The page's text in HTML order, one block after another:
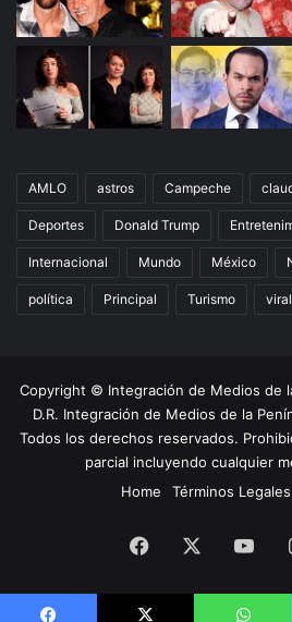
AMLO astros Campeche
Deportes Donald Trump
Internacional Mundo México
política Principal Turismo viral
Copyright © Integración de Medios de
D.R. Integración de Medios de la
Todos los derechos reservados.
parcial incluyendo cualquier
Home
Términos Legales
Facebook